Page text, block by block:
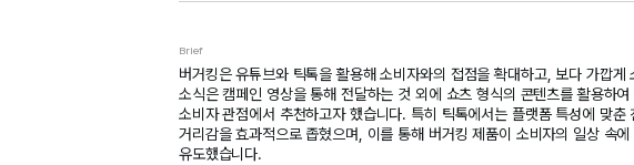
Brief
버거킹은 유튜브와 틱톡을 활용해 소비자와의 접점을 확대하고, 보다 가깝게
소식은 캠페인 영상을 통해 전달하는 것 외에 쇼츠 형식의 콘텐츠를 활용하
소비자 관점에서 추천하고자 했습니다. 특히 틱톡에서는 플랫폼 특성에 맞춘
거리감을 효과적으로 좁혔으며, 이를 통해 버거킹 제품이 소비자의 일상 속
유도했습니다.